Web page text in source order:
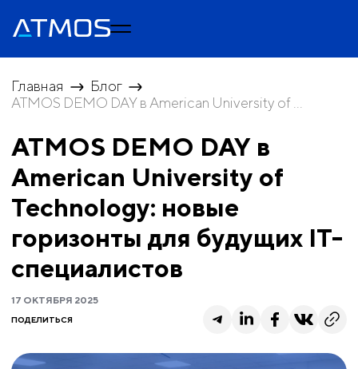
Главная
Блог
ATMOS DEMO DAY в American University of ...
ATMOS DEMO DAY в
American University of
Technology: новые
горизонты для будущих IT-
специалистов
17 ОКТЯБРЯ 2025
ПОДЕЛИТЬСЯ